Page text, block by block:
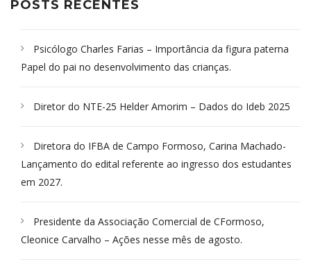
POSTS RECENTES
Psicólogo Charles Farias – Importância da figura paterna
Papel do pai no desenvolvimento das crianças.
Diretor do NTE-25 Helder Amorim – Dados do Ideb 2025
Diretora do IFBA de Campo Formoso, Carina Machado-
Lançamento do edital referente ao ingresso dos estudantes
em 2027.
Presidente da Associação Comercial de CFormoso,
Cleonice Carvalho – Ações nesse mês de agosto.